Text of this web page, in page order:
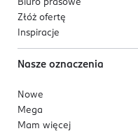
Biuro prasowe
Złóż ofertę
Inspiracje
Nasze oznaczenia
Nowe
Mega
Mam więcej